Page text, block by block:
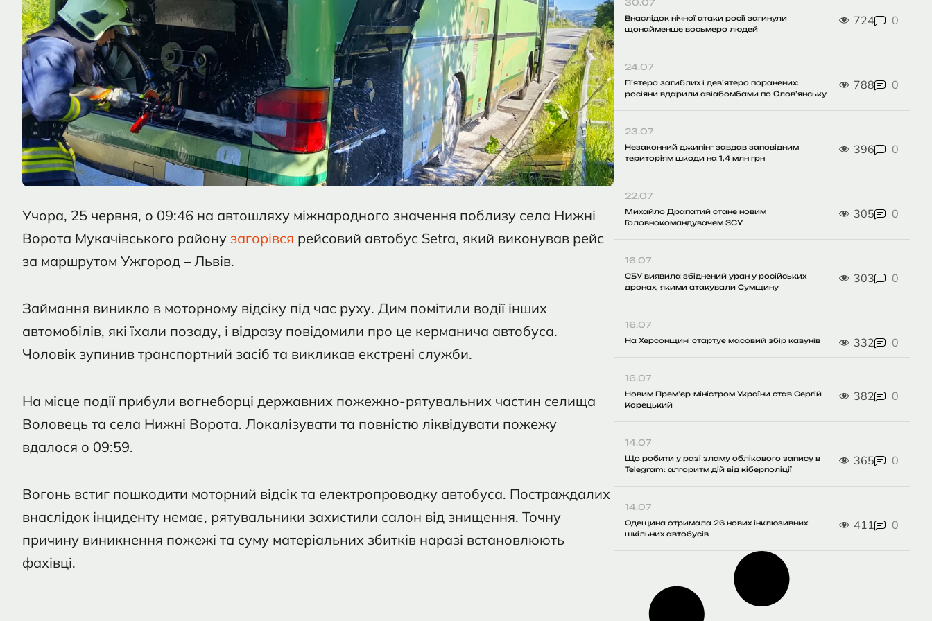
Учора, 25 червня, о 09:46 на автошляху міжнародного значення поблизу села Нижні
Ворота Мукачівського району загорівся рейсовий автобус Setra, який виконував рейс
за маршрутом Ужгород – Львів.
Займання виникло в моторному відсіку під час руху. Дим помітили водії інших
автомобілів, які їхали позаду, і відразу повідомили про це керманича автобуса.
Чоловік зупинив транспортний засіб та викликав екстрені служби.
На місце події прибули вогнеборці державних пожежно-рятувальних частин селища
Воловець та села Нижні Ворота. Локалізувати та повністю ліквідувати пожежу
вдалося о 09:59.
Вогонь встиг пошкодити моторний відсік та електропроводку автобуса. Постраждалих
внаслідок інциденту немає, рятувальники захистили салон від знищення. Точну
причину виникнення пожежі та суму матеріальних збитків наразі встановлюють
фахівці.
Внаслідок нічної атаки росії загинули
щонайменше восьмеро людей
30.07
724 0
П’ятеро загиблих і дев’ятеро поранених:
росіяни вдарили авіабомбами по Слов’янську
24.07
788 0
Незаконний джипінг завдав заповідним
територіям шкоди на 1,4 млн грн
23.07
396 0
Михайло Драпатий стане новим
Головнокомандувачем ЗСУ
22.07
305 0
СБУ виявила збіднений уран у російських
дронах, якими атакували Сумщину
16.07
303 0
На Херсонщині стартує масовий збір кавунів
16.07
332 0
Новим Прем’єр-міністром України став Сергій
Корецький
16.07
382 0
Що робити у разі зламу облікового запису в
Telegram: алгоритм дій від кіберполіції
14.07
365 0
Одещина отримала 26 нових інклюзивних
шкільних автобусів
14.07
411 0